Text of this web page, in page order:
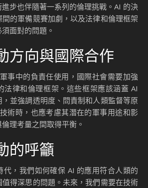
步也伴隨著一系列的倫理挑戰。AI 的決
的軍備競賽加劇，以及法律和倫理框架
面對的問題。
方向與國際合作
事中的負責任使用，國際社會需要加強
法律和倫理框架。這些框架應該涵蓋 AI
並強調透明度、問責制和人類監督等原
術時，也應考慮其潛在的軍事用途和影
理考量之間取得平衡。
的呼籲
代，我們如何確保 AI 的應用符合人類的
得深思的問題。未來，我們需要在技術